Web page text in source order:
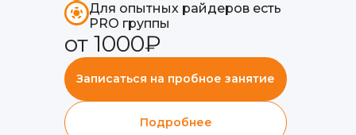
Для опытных райдеров есть
PRO группы
от 1000₽
Записаться на пробное занятие
Подробнее